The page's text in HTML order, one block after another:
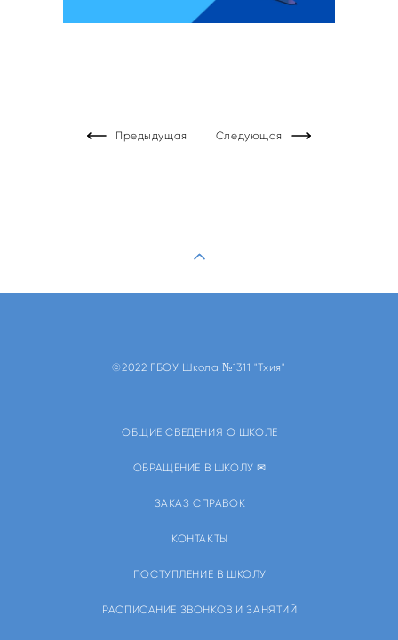
Предыдущая Следующая
©2022 ГБОУ Школа №1311 "Тхия"
ОБЩИЕ СВЕДЕНИЯ О ШКОЛЕ
ОБРАЩЕНИЕ В ШКОЛУ ✉
ЗАКАЗ СПРАВОК
КОНТАКТЫ
ПОСТУПЛЕНИЕ В ШКОЛУ
РАСПИСАНИЕ ЗВОНКОВ И ЗАНЯТИЙ